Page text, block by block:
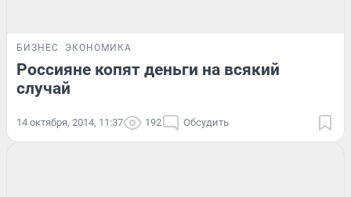
БИЗНЕС ЭКОНОМИКА
Россияне копят деньги на всякий
случай
14 октября, 2014, 11:37 192 Обсудить